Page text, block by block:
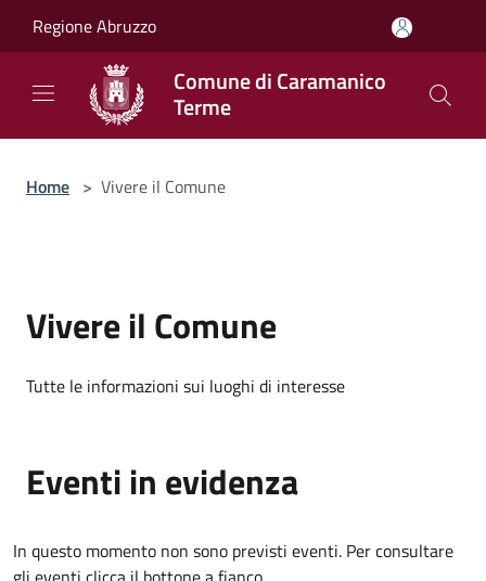
Regione Abruzzo
Comune di Caramanico
Terme
Home > Vivere il Comune
Vivere il Comune
Tutte le informazioni sui luoghi di interesse
Eventi in evidenza
In questo momento non sono previsti eventi. Per consultare